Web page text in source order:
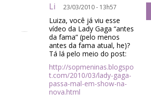
Li 23/03/2010 - 13h57
Luiza, você já viu esse
vídeo da Lady Gaga “antes
da fama” (pelo menos
antes da fama atual, he)?
Tá lá pelo meio do post:
http://sopmeninas.blogspo
t.com/2010/03/lady-gaga-
passa-mal-em-show-na-
nova.html